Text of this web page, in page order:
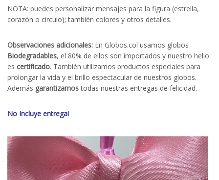
NOTA: puedes personalizar mensajes para la figura (estrella,
corazón o circulo); también colores y otros detalles.
Observaciones adicionales: En Globos.col usamos globos
Biodegradables, el 80% de ellos son importados y nuestro helio
es certificado. También utilizamos productos especiales para
prolongar la vida y el brillo espectacular de nuestros globos.
Además garantizamostodas nuestras entregas de felicidad.
No Incluye entrega!